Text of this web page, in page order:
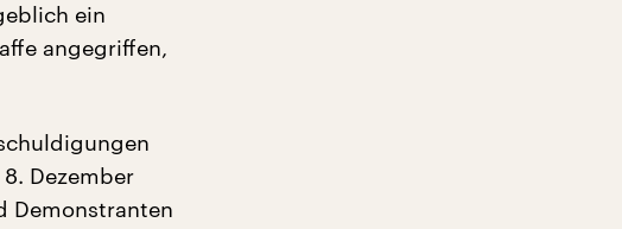
ein
angegriffen,
Dezember
Demonstranten